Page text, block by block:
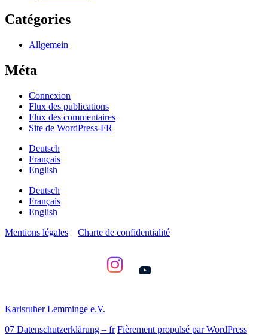
Catégories
Allgemein
Méta
Connexion
Flux des publications
Flux des commentaires
Site de WordPress-FR
Deutsch
Français
English
Deutsch
Français
English
Mentions légales
Charte de confidentialité
Karlsruher Lemminge e.V.
07 Datenschutzerklärung – fr Fièrement propulsé par WordPress